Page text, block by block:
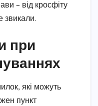
– від кросфіту
звикали.
при
які можуть
пункт